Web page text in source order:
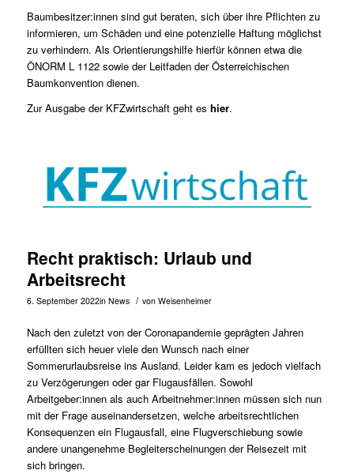
Baumbesitzer:innen sind gut beraten, sich über ihre Pflichten zu
informieren, um Schäden und eine potenzielle Haftung möglichst
zu verhindern. Als Orientierungshilfe hierfür können etwa die
ÖNORM L 1122 sowie der Leitfaden der Österreichischen
Baumkonvention dienen.
Zur Ausgabe der KFZwirtschaft geht es hier.
Recht praktisch: Urlaub und
Arbeitsrecht
6. September 2022in News / von Weisenheimer
Nach den zuletzt von der Coronapandemie geprägten Jahren
erfüllten sich heuer viele den Wunsch nach einer
Sommerurlaubsreise ins Ausland. Leider kam es jedoch vielfach
zu Verzögerungen oder gar Flugausfällen. Sowohl
Arbeitgeber:innen als auch Arbeitnehmer:innen müssen sich nun
mit der Frage auseinandersetzen, welche arbeitsrechtlichen
Konsequenzen ein Flugausfall, eine Flugverschiebung sowie
andere unangenehme Begleiterscheinungen der Reisezeit mit
sich bringen.